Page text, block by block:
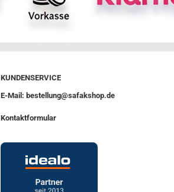
KUNDENSERVICE
E-Mail: bestellung@safakshop.de
Kontaktformular